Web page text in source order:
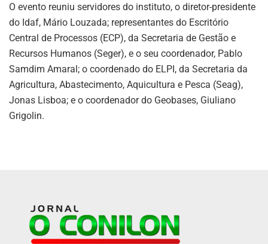
O evento reuniu servidores do instituto, o diretor-presidente
do Idaf, Mário Louzada; representantes do Escritório
Central de Processos (ECP), da Secretaria de Gestão e
Recursos Humanos (Seger), e o seu coordenador, Pablo
Samdim Amaral; o coordenado do ELPI, da Secretaria da
Agricultura, Abastecimento, Aquicultura e Pesca (Seag),
Jonas Lisboa; e o coordenador do Geobases, Giuliano
Grigolin.